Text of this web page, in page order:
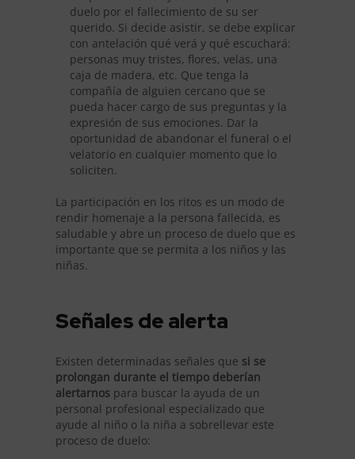
duelo por el fallecimiento de su ser
querido. Si decide asistir, se debe explicar
con antelación qué verá y qué escuchará:
personas muy tristes, flores, velas, una
caja de madera, etc. Que tenga la
compañía de alguien cercano que se
pueda hacer cargo de sus preguntas y la
expresión de sus emociones. Dar la
oportunidad de abandonar el funeral o el
velatorio en cualquier momento que lo
soliciten.
La participación en los ritos es un modo de
rendir homenaje a la persona fallecida, es
saludable y abre un proceso de duelo que es
importante que se permita a los niños y las
niñas.
Señales de alerta
Existen determinadas señales que si se
prolongan durante el tiempo deberían
alertarnos para buscar la ayuda de un
personal profesional especializado que
ayude al niño o la niña a sobrellevar este
proceso de duelo: